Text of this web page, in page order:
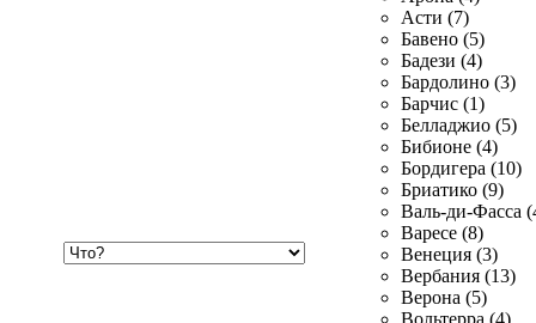
Асти (7)
Бавено (5)
Бадези (4)
Бардолино (3)
Барчис (1)
Белладжио (5)
Бибионе (4)
Бордигера (10)
Бриатико (9)
Валь-ди-Фасса
Варесе (8)
Венеция (3)
Вербания (13)
Верона (5)
Вольтерра (4)